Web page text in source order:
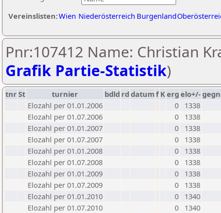
Vereinslisten:Wien Niederösterreich Burgenland
Pnr:107412 Name: Christian
Grafik Partie-Statistik)
tnrSt turnier bdld rd datumf Kerg elo+/-
Elozahl per 01.01.2006
0
1338
Elozahl per 01.07.2006
0
1338
Elozahl per 01.01.2007
0
1338
Elozahl per 01.07.2007
0
1338
Elozahl per 01.01.2008
0
1338
Elozahl per 01.07.2008
0
1338
Elozahl per 01.01.2009
0
1338
Elozahl per 01.07.2009
0
1338
Elozahl per 01.01.2010
0
1340
Elozahl per 01.07.2010
0
1340